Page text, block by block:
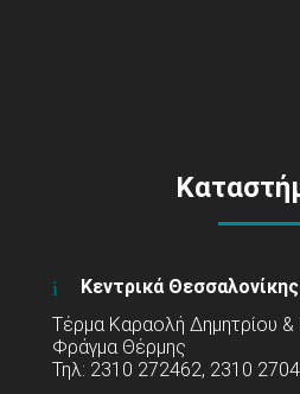
Κεντρικά
Τέρμα Καραολή Δημητρίου &
Φράγμα Θέρμης
Τηλ: 2310 272462, 2310